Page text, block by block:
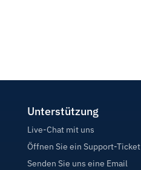
Unterstützung
Live-Chat mit uns
Öffnen Sie ein Support-Ticket
Senden Sie uns eine Email